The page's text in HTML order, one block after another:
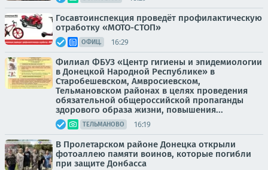
Госавтоинспекция проведёт профилактическую
отработку «МОТО-СТОП»
ОФИЦ. 16:29
Филиал ФБУЗ «Центр гигиены и эпидемиологии
в Донецкой Народной Республике» в
Старобешевском, Амвросиевском,
Тельмановском районах в целях проведения
обязательной общероссийской пропаганды
здорового образа жизни, повышения...
ТЕЛЬМАНОВО 16:19
В Пролетарском районе Донецка открыли
фотоаллею памяти воинов, которые погибли
при защите Донбасса